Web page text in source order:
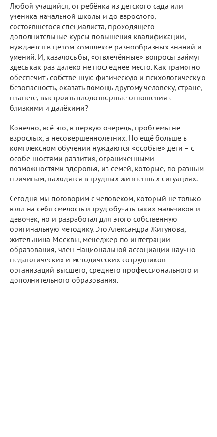
Любой учащийся, от ребёнка из детского сада или
ученика начальной школы и до взрослого,
состоявшегося специалиста, проходящего
дополнительные курсы повышения квалификации,
нуждается в целом комплексе разнообразных знаний и
умений. И, казалось бы, «отвлечённые» вопросы займут
здесь как раз далеко не последнее место. Как грамотно
обеспечить собственную физическую и психологическую
безопасность, оказать помощь другому человеку, стране,
планете, выстроить плодотворные отношения с
близкими и далёкими?
Конечно, всё это, в первую очередь, проблемы не
взрослых, а несовершеннолетних. Но ещё больше в
комплексном обучении нуждаются «особые» дети – с
особенностями развития, ограниченными
возможностями здоровья, из семей, которые, по разным
причинам, находятся в трудных жизненных ситуациях.
Сегодня мы поговорим с человеком, который не только
взял на себя смелость и труд обучать таких мальчиков и
девочек, но и разработал для этого собственную
оригинальную методику. Это Александра Жигунова,
жительница Москвы, менеджер по интеграции
образования, член Национальной ассоциации научно-
педагогических и методических сотрудников
организаций высшего, среднего профессионального и
дополнительного образования.